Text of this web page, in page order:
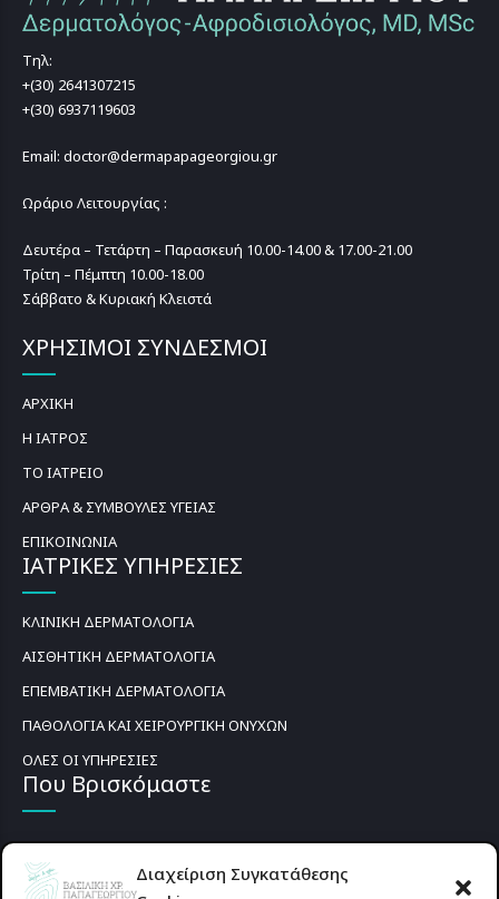
Διαχείριση Συγκατάθεσης
Τηλ:
+(30) 2641307215
+(30) 6937119603
Email: doctor@dermapapageorgiou.gr
Ωράριο Λειτουργίας :
Δευτέρα – Τετάρτη – Παρασκευή 10.00-14.00 & 17.00-21.00
Τρίτη – Πέμπτη 10.00-18.00
Σάββατο & Κυριακή Κλειστά
ΧΡΗΣΙΜΟΙ ΣΥΝΔΕΣΜΟΙ
ΑΡΧΙΚΗ
Η ΙΑΤΡΟΣ
ΤΟ ΙΑΤΡΕΙΟ
ΑΡΘΡΑ & ΣΥΜΒΟΥΛΕΣ ΥΓΕΙΑΣ
ΕΠΙΚΟΙΝΩΝΙΑ
ΙΑΤΡΙΚΕΣ ΥΠΗΡΕΣΙΕΣ
ΚΛΙΝΙΚΗ ΔΕΡΜΑΤΟΛΟΓΙΑ
ΑΙΣΘΗΤΙΚΗ ΔΕΡΜΑΤΟΛΟΓΙΑ
ΕΠΕΜΒΑΤΙΚΗ ΔΕΡΜΑΤΟΛΟΓΙΑ
ΠΑΘΟΛΟΓΙΑ ΚΑΙ ΧΕΙΡΟΥΡΓΙΚΗ ΟΝΥΧΩΝ
ΟΛΕΣ ΟΙ ΥΠΗΡΕΣΙΕΣ
Που Βρισκόμαστε